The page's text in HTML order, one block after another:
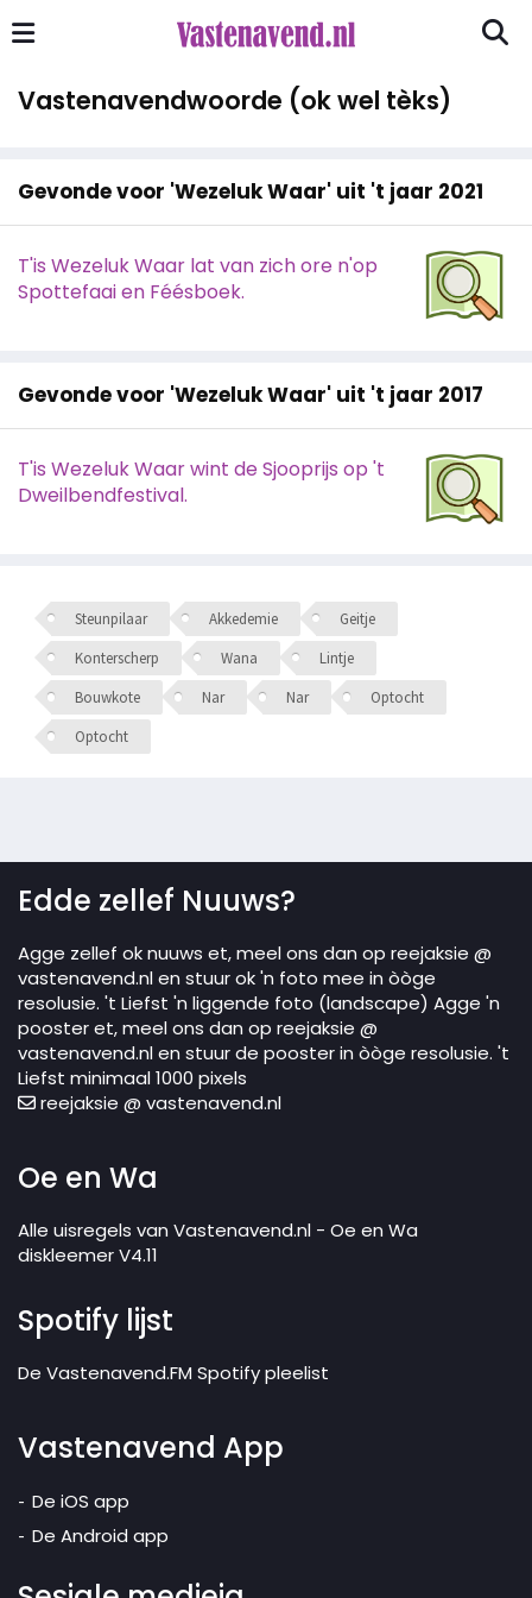
Vastenavendwoorde (ok wel tèks)
Gevonde voor 'Wezeluk Waar' uit 't jaar 2021
T'is Wezeluk Waar lat van zich ore n'op
Spottefaai en Féésboek.
Gevonde voor 'Wezeluk Waar' uit 't jaar 2017
T'is Wezeluk Waar wint de Sjooprijs op 't
Dweilbendfestival.
Steunpilaar Akkedemie
Geitje
Konterscherp
Wana
Lintje
Bouwkote
Nar Nar
Optocht
Optocht
Edde zellef Nuuws?
Agge zellef ok nuuws et, meel ons dan op reejaksie @
vastenavend.nl en stuur ok 'n foto mee in òòge
resolusie. 't Liefst 'n liggende foto (landscape) Agge 'n
pooster et, meel ons dan op reejaksie @
vastenavend.nl en stuur de pooster in òòge resolusie. 't
Liefst minimaal 1000 pixels
reejaksie @ vastenavend.nl
Oe en Wa
Alle uisregels van Vastenavend.nl - Oe en Wa
diskleemer V4.11
Spotify lijst
De Vastenavend.FM Spotify pleelist
Vastenavend App
De iOS app
De Android app